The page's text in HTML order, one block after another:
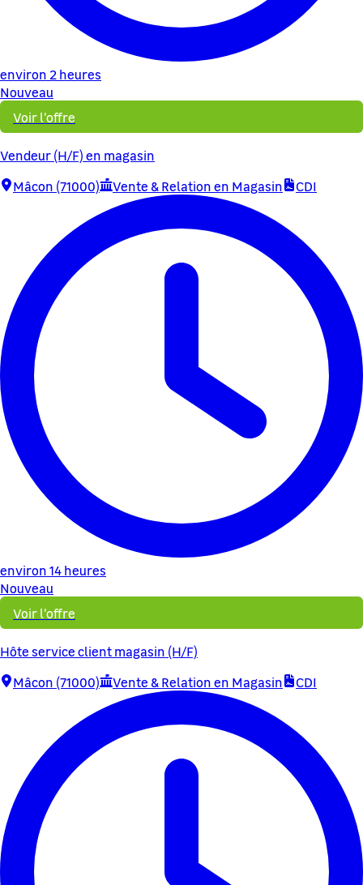
environ 2 heures
Nouveau
Voir l'offre
Vendeur (H/F) en magasin
Mâcon (71000)
Vente & Relation en Magasin CDI
environ 14 heures
Nouveau
Voir l'offre
Hôte service client magasin (H/F)
Mâcon (71000)
Vente & Relation en Magasin CDI